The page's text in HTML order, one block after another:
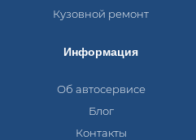
Кузовной ремонт
Информация
Об автосервисе
Блог
Контакты